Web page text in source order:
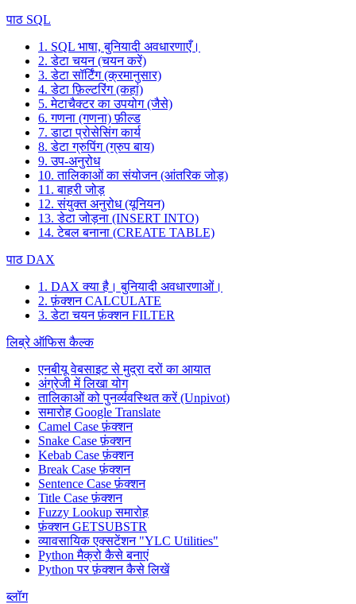
पाठ SQL
1. SQL भाषा, बुनियादी अवधारणाएँ।
2. डेटा चयन (चयन करें)
3. डेटा सॉर्टिंग (क्रमानुसार)
4. डेटा फ़िल्टरिंग (कहां)
5. मेटाचैक्टर का उपयोग (जैसे)
6. गणना (गणना) फ़ील्ड
7. डाटा प्रोसेसिंग कार्य
8. डेटा ग्रुपिंग (ग्रुप बाय)
9. उप-अनुरोध
10. तालिकाओं का संयोजन (आंतरिक जोड़)
11. बाहरी जोड़
12. संयुक्त अनुरोध (यूनियन)
13. डेटा जोड़ना (INSERT INTO)
14. टेबल बनाना (CREATE TABLE)
पाठ DAX
1. DAX क्या है। बुनियादी अवधारणाओं।
2. फ़ंक्शन CALCULATE
3. डेटा चयन फ़ंक्शन FILTER
लिब्रे ऑफिस कैल्क
एनबीयू वेबसाइट से मुद्रा दरों का आयात
अंग्रेजी में लिखा योग
तालिकाओं को पुनर्व्यवस्थित करें (Unpivot)
समारोह Google Translate
Camel Case फ़ंक्शन
Snake Case फ़ंक्शन
Kebab Case फ़ंक्शन
Break Case फ़ंक्शन
Sentence Case फ़ंक्शन
Title Case फ़ंक्शन
Fuzzy Lookupसमारोह
फ़ंक्शन GETSUBSTR
व्यावसायिक एक्सटेंशन "YLC Utilities"
Python मैक्रो कैसे बनाएं
Python पर फ़ंक्शन कैसे लिखें
ब्लॉग